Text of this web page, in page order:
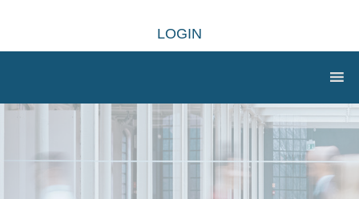
LOGIN